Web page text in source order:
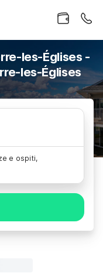
les-Églises -
les-Églises
e ospiti,